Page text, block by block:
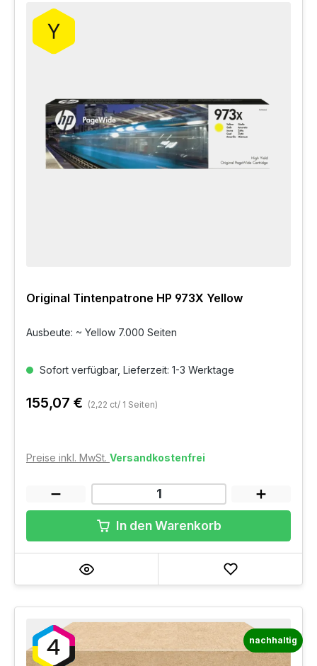
Original Tintenpatrone HP 973X Yellow
Ausbeute: ~ Yellow 7.000 Seiten
Sofort verfügbar, Lieferzeit: 1-3 Werktage
155,07 € (2,22 ct/ 1 Seiten)
Preise inkl. MwSt. Versandkostenfrei
In den Warenkorb
nachhaltig